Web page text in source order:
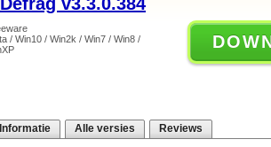
/ Win10 / Win2k / Win7 / Win8 /
Informatie Alle versies Reviews